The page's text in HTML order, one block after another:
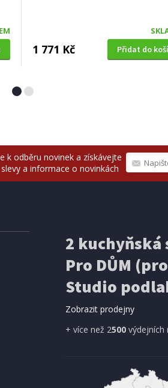
1 771 Kč Přidat do
k odběru novinek a získávejte
a informace o novinkách
2
Pro DŮM
Studio
Zobrazit prodejny
+ více než 2500výdejních